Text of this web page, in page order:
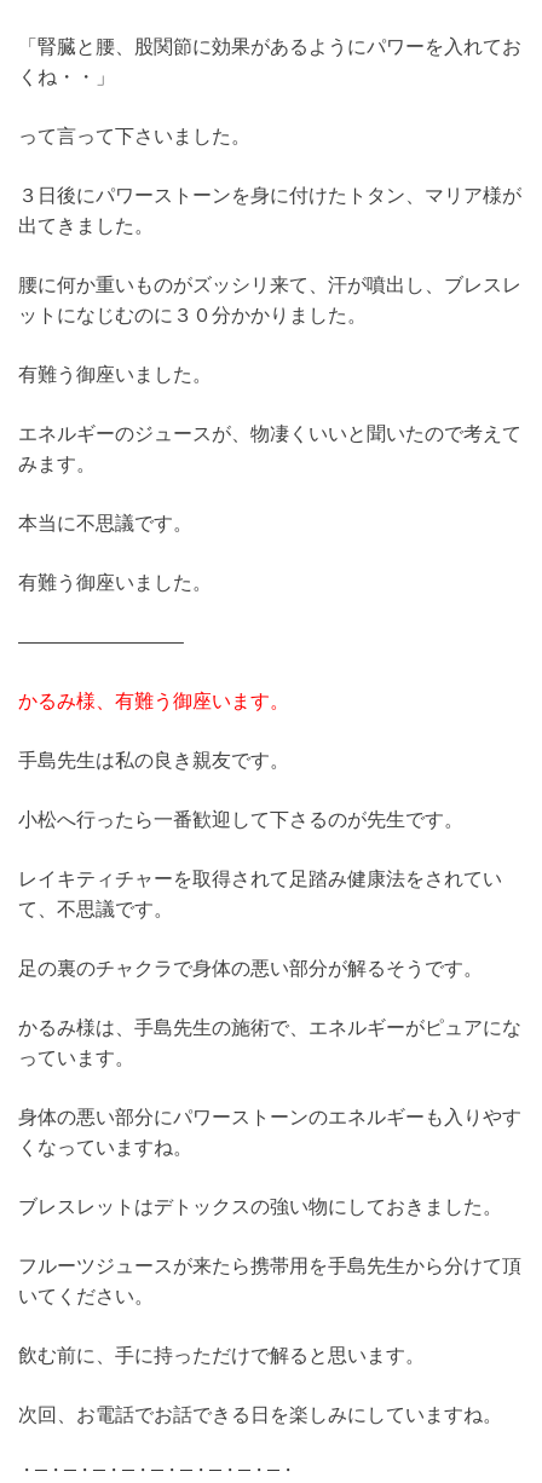
「腎臓と腰、股関節に効果があるようにパワーを入れてお
くね・・」
って言って下さいました。
３日後にパワーストーンを身に付けたトタン、マリア様が
出てきました。
腰に何か重いものがズッシリ来て、汗が噴出し、ブレスレ
ットになじむのに３０分かかりました。
有難う御座いました。
エネルギーのジュースが、物凄くいいと聞いたので考えて
みます。
本当に不思議です。
有難う御座いました。
————————–
かるみ様、有難う御座います。
手島先生は私の良き親友です。
小松へ行ったら一番歓迎して下さるのが先生です。
レイキティチャーを取得されて足踏み健康法をされてい
て、不思議です。
足の裏のチャクラで身体の悪い部分が解るそうです。
かるみ様は、手島先生の施術で、エネルギーがピュアにな
っています。
身体の悪い部分にパワーストーンのエネルギーも入りやす
くなっていますね。
ブレスレットはデトックスの強い物にしておきました。
フルーツジュースが来たら携帯用を手島先生から分けて頂
いてください。
飲む前に、手に持っただけで解ると思います。
次回、お電話でお話できる日を楽しみにしていますね。
・─・─・─・─・─・─・─・─・─・